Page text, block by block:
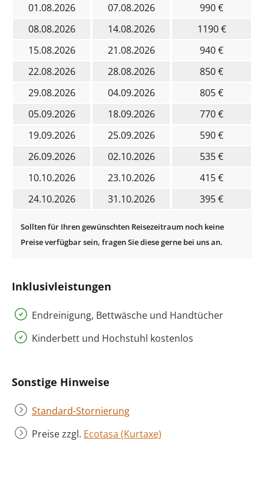
01.08.2026 07.08.2026
990 €
08.08.2026
14.08.2026
1190 €
15.08.2026
21.08.2026
940 €
22.08.2026
28.08.2026
850 €
29.08.2026
04.09.2026
805 €
05.09.2026
18.09.2026
770 €
19.09.2026
25.09.2026
590 €
26.09.2026
02.10.2026
535 €
10.10.2026
23.10.2026
415 €
24.10.2026
31.10.2026 395 €
Inklusivleistungen
Endreinigung, Bettwäsche und Handtücher
Kinderbett und Hochstuhl kostenlos
Sonstige Hinweise
Standard-Stornierung
Preise zzgl. Ecotasa (Kurtaxe)